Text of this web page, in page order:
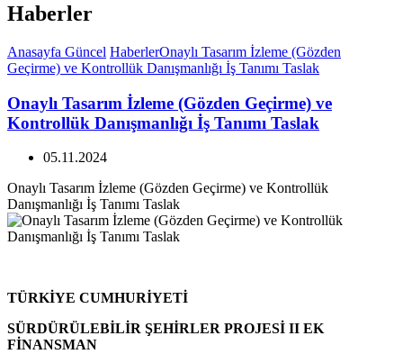
Haberler
Anasayfa Güncel HaberlerOnaylı Tasarım İzleme (Gözden
Geçirme) ve Kontrollük Danışmanlığı İş Tanımı Taslak
Onaylı Tasarım İzleme (Gözden Geçirme) ve
Kontrollük Danışmanlığı İş Tanımı Taslak
05.11.2024
Onaylı Tasarım İzleme (Gözden Geçirme) ve Kontrollük
Danışmanlığı İş Tanımı Taslak
TÜRKİYE CUMHURİYETİ
SÜRDÜRÜLEBİLİR ŞEHİRLER PROJESİ II EK
FİNANSMAN